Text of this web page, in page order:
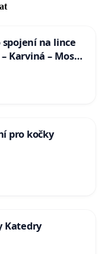
na lince
Karviná – Mosty
pro kočky
Katedry